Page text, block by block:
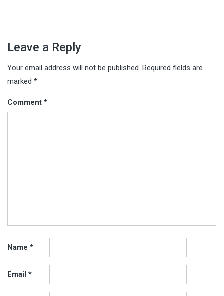
Leave a Reply
Your email address will not be published. Required fields are
marked *
Comment *
Name *
Email *